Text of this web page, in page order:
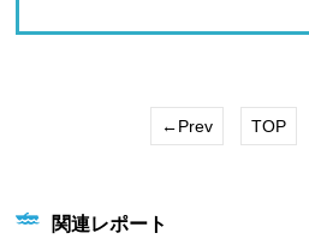
←Prev TOP
関連レポート